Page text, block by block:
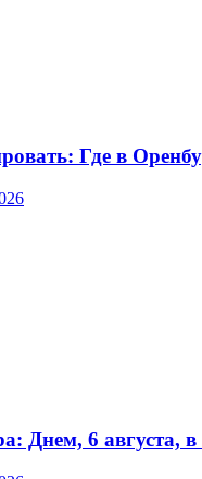
Где в
Днем, 6 августа,